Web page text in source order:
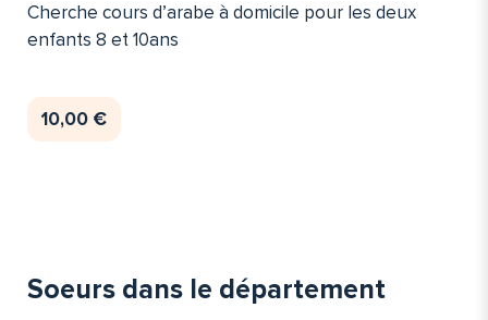
Cherche cours d’arabe à domicile pour les deux
enfants 8 et 10ans
10,00 €
Soeurs dans le département